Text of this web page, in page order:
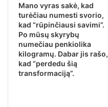
Mano vyras sakė, kad
turėčiau numesti svorio,
kad “rūpinčiausi savimi”.
Po mūsų skyrybų
numečiau penkiolika
kilogramų. Dabar jis rašo,
kad “perdedu šią
transformaciją”.